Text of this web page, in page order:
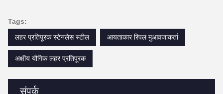
संपर्क
Tags:
लहर प्रतिपूरक स्टेनलेस स्टील
आयताकार रिपल मुआवजाकर्ता
अक्षीय यौगिक लहर प्रतिपूरक